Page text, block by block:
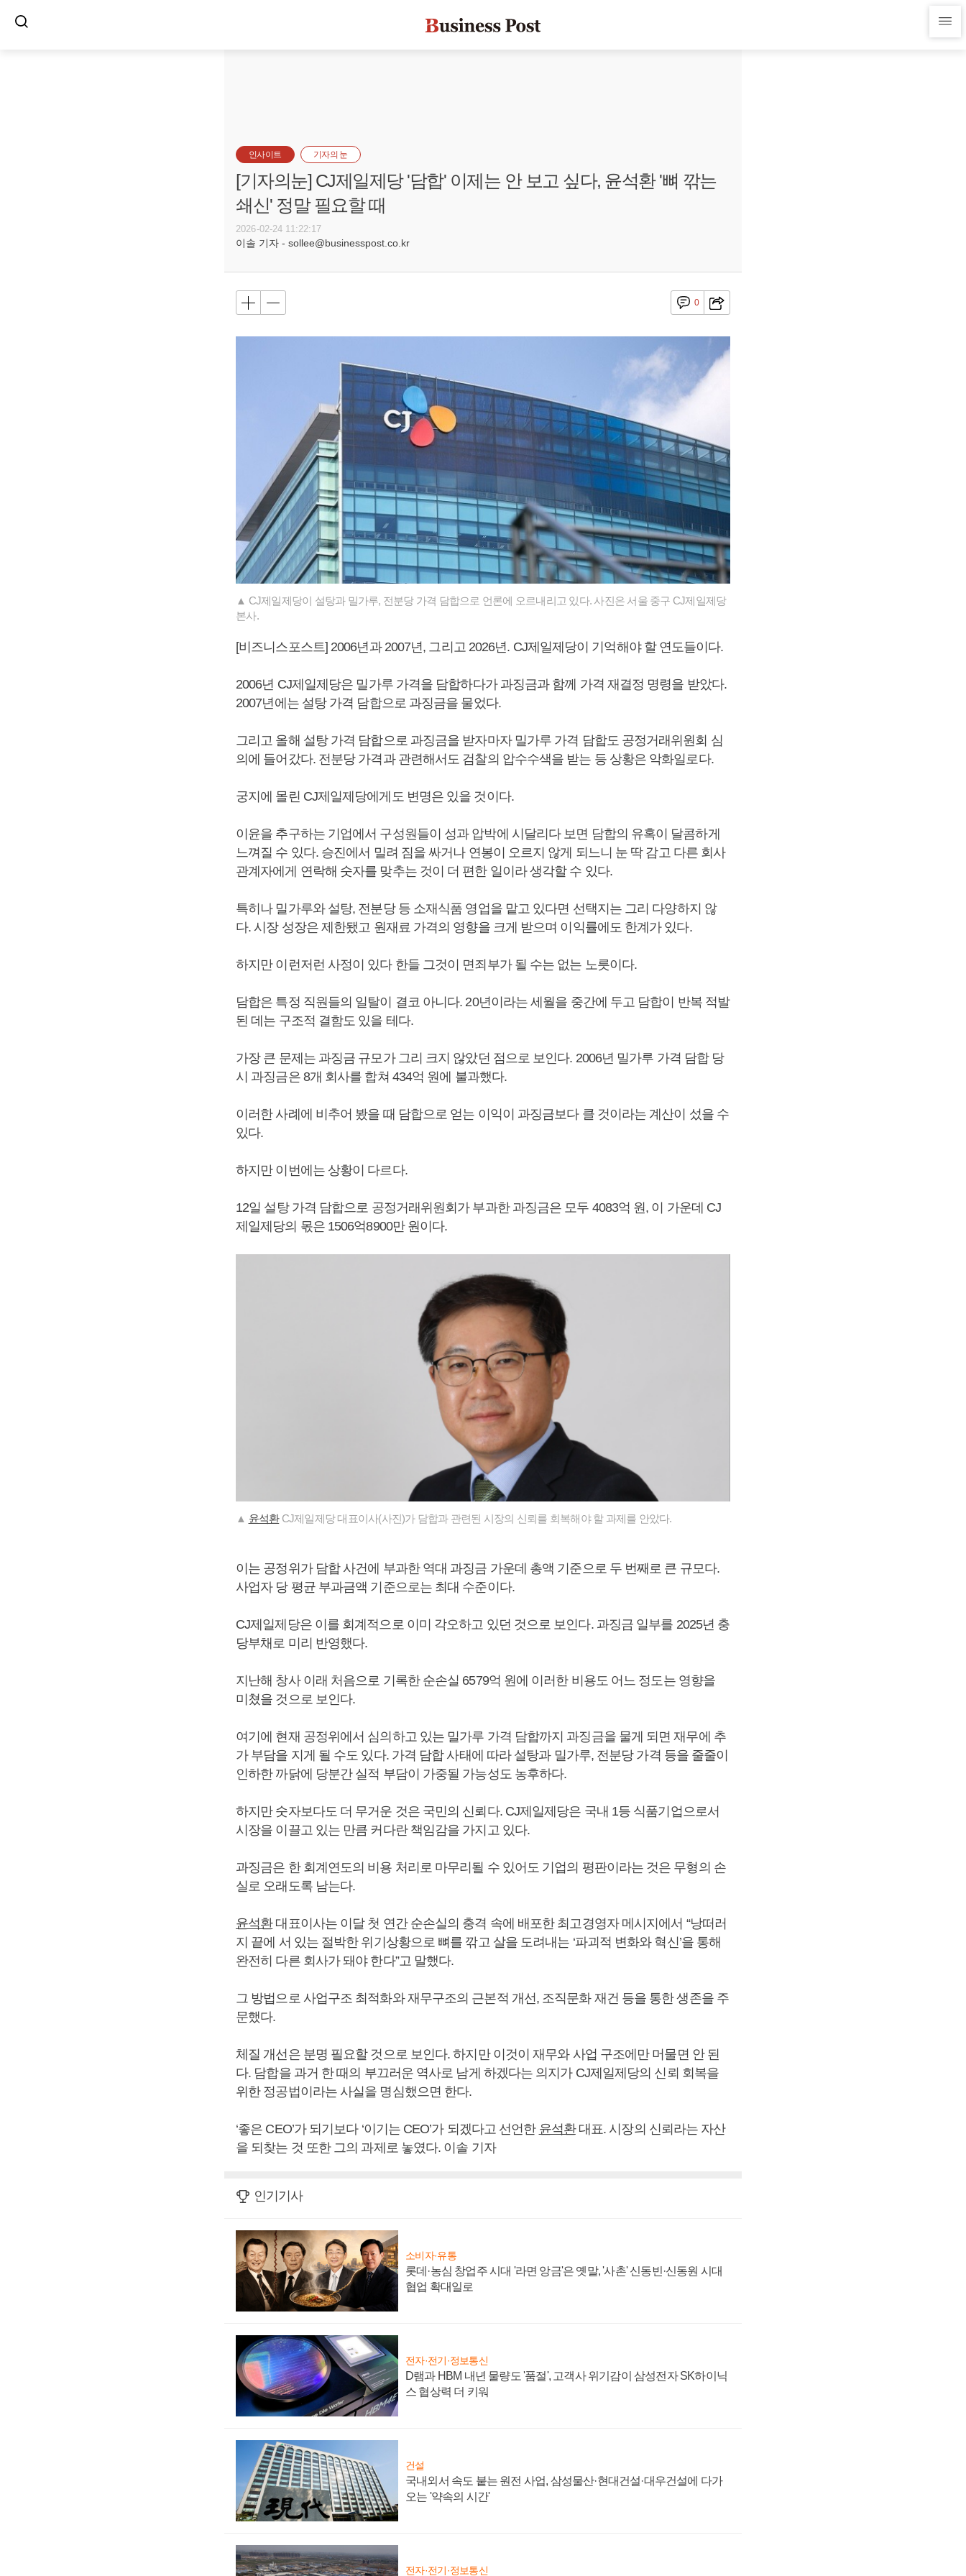
인사이트 기자의 눈
[기자의눈] CJ제일제당 '담합' 이제는 안 보고 싶다, 윤석환 '뼈 깎는
쇄신' 정말 필요할 때
2026-02-24 11:22:17
이솔 기자 - sollee@businesspost.co.kr
0
▲ CJ제일제당이 설탕과 밀가루, 전분당 가격 담합으로 언론에 오르내리고 있다. 사진은 서울 중구 CJ제일제당
본사.
[비즈니스포스트] 2006년과 2007년, 그리고 2026년. CJ제일제당이 기억해야 할 연도들이다.
2006년 CJ제일제당은 밀가루 가격을 담합하다가 과징금과 함께 가격 재결정 명령을 받았다.
2007년에는 설탕 가격 담합으로 과징금을 물었다.
그리고 올해 설탕 가격 담합으로 과징금을 받자마자 밀가루 가격 담합도 공정거래위원회 심
의에 들어갔다. 전분당 가격과 관련해서도 검찰의 압수수색을 받는 등 상황은 악화일로다.
궁지에 몰린 CJ제일제당에게도 변명은 있을 것이다.
이윤을 추구하는 기업에서 구성원들이 성과 압박에 시달리다 보면 담합의 유혹이 달콤하게
느껴질 수 있다. 승진에서 밀려 짐을 싸거나 연봉이 오르지 않게 되느니 눈 딱 감고 다른 회사
관계자에게 연락해 숫자를 맞추는 것이 더 편한 일이라 생각할 수 있다.
특히나 밀가루와 설탕, 전분당 등 소재식품 영업을 맡고 있다면 선택지는 그리 다양하지 않
다. 시장 성장은 제한됐고 원재료 가격의 영향을 크게 받으며 이익률에도 한계가 있다.
하지만 이런저런 사정이 있다 한들 그것이 면죄부가 될 수는 없는 노릇이다.
담합은 특정 직원들의 일탈이 결코 아니다. 20년이라는 세월을 중간에 두고 담합이 반복 적발
된 데는 구조적 결함도 있을 테다.
가장 큰 문제는 과징금 규모가 그리 크지 않았던 점으로 보인다. 2006년 밀가루 가격 담합 당
시 과징금은 8개 회사를 합쳐 434억 원에 불과했다.
이러한 사례에 비추어 봤을 때 담합으로 얻는 이익이 과징금보다 클 것이라는 계산이 섰을 수
있다.
하지만 이번에는 상황이 다르다.
12일 설탕 가격 담합으로 공정거래위원회가 부과한 과징금은 모두 4083억 원, 이 가운데 CJ
제일제당의 몫은 1506억8900만 원이다.
▲ 윤석환CJ제일제당 대표이사(사진)가 담합과 관련된 시장의 신뢰를 회복해야 할 과제를 안았다.
이는 공정위가 담합 사건에 부과한 역대 과징금 가운데 총액 기준으로 두 번째로 큰 규모다.
사업자 당 평균 부과금액 기준으로는 최대 수준이다.
CJ제일제당은 이를 회계적으로 이미 각오하고 있던 것으로 보인다. 과징금 일부를 2025년 충
당부채로 미리 반영했다.
지난해 창사 이래 처음으로 기록한 순손실 6579억 원에 이러한 비용도 어느 정도는 영향을
미쳤을 것으로 보인다.
여기에 현재 공정위에서 심의하고 있는 밀가루 가격 담합까지 과징금을 물게 되면 재무에 추
가 부담을 지게 될 수도 있다. 가격 담합 사태에 따라 설탕과 밀가루, 전분당 가격 등을 줄줄이
인하한 까닭에 당분간 실적 부담이 가중될 가능성도 농후하다.
하지만 숫자보다도 더 무거운 것은 국민의 신뢰다. CJ제일제당은 국내 1등 식품기업으로서
시장을 이끌고 있는 만큼 커다란 책임감을 가지고 있다.
과징금은 한 회계연도의 비용 처리로 마무리될 수 있어도 기업의 평판이라는 것은 무형의 손
실로 오래도록 남는다.
윤석환대표이사는 이달 첫 연간 순손실의 충격 속에 배포한 최고경영자 메시지에서 “낭떠러
지 끝에 서 있는 절박한 위기상황으로 뼈를 깎고 살을 도려내는 ‘파괴적 변화와 혁신’을 통해
완전히 다른 회사가 돼야 한다”고 말했다.
그 방법으로 사업구조 최적화와 재무구조의 근본적 개선, 조직문화 재건 등을 통한 생존을 주
문했다.
체질 개선은 분명 필요할 것으로 보인다. 하지만 이것이 재무와 사업 구조에만 머물면 안 된
다. 담합을 과거 한 때의 부끄러운 역사로 남게 하겠다는 의지가 CJ제일제당의 신뢰 회복을
위한 정공법이라는 사실을 명심했으면 한다.
‘좋은 CEO’가 되기보다 ‘이기는 CEO’가 되겠다고 선언한 윤석환대표. 시장의 신뢰라는 자산
을 되찾는 것 또한 그의 과제로 놓였다. 이솔 기자
인기기사
소비자·유통
롯데·농심 창업주 시대 '라면 앙금'은 옛말, '사촌' 신동빈·신동원 시대
협업 확대일로
전자·전기·정보통신
D램과 HBM 내년 물량도 '품절', 고객사 위기감이 삼성전자 SK하이닉
스 협상력 더 키워
건설
국내외서 속도 붙는 원전 사업, 삼성물산·현대건설·대우건설에 다가
오는 '약속의 시간'
전자·전기·정보통신